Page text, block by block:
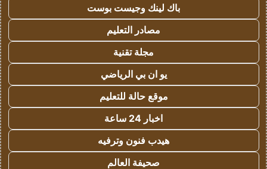
باك لينك وجيست بوست
مصادر التعليم
مجلة تقنية
يو ان بي الرياضي
موقع حالة للتعليم
اخبار 24 ساعة
هيدب فنون وترفيه
صحيفة العالم